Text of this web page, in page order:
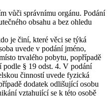
vůči správnímu orgánu. Podání
obsahu a bez ohledu
je činí, které věci se týká
uvede v podání jméno,
trvalého pobytu, popřípadě
podle § 19 odst. 4. V podání
činností uvede fyzická
dodatek odlišující osobu
vztahující se k této osobě